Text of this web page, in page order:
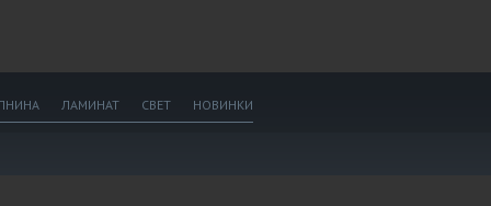
ЛАМИНАТ СВЕТ НОВИНКИ